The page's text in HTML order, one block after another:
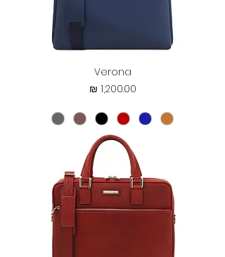
Verona
מחיר